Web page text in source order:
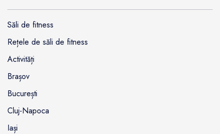
Săli de fitness
Rețele de săli de fitness
Activități
Brașov
București
Cluj-Napoca
Iași